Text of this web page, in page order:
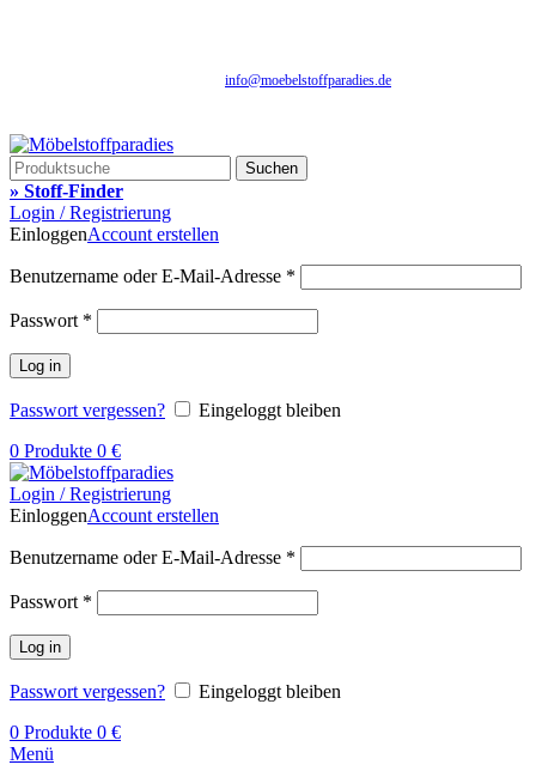
info@moebelstoffparadies.de
Suchen
» Stoff-Finder
Login / Registrierung
EinloggenAccount erstellen
Benutzername oder E-Mail-Adresse *
Passwort *
Log in
Passwort vergessen?
Eingeloggt bleiben
0 Produkte 0 €
Login / Registrierung
EinloggenAccount erstellen
Benutzername oder E-Mail-Adresse *
Passwort *
Log in
Passwort vergessen?
Eingeloggt bleiben
0 Produkte 0 €
Menü